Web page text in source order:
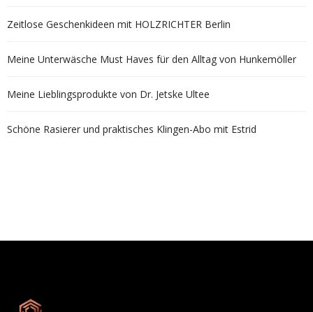
Zeitlose Geschenkideen mit HOLZRICHTER Berlin
Meine Unterwäsche Must Haves für den Alltag von Hunkemöller
Meine Lieblingsprodukte von Dr. Jetske Ultee
Schöne Rasierer und praktisches Klingen-Abo mit Estrid